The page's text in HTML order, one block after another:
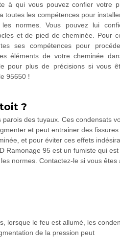
à qui vous pouvez confier votre
toutes les compétences pour
les normes. Vous pouvez lui
et de pied de cheminée. Pour
ses compétences pour
éléments de votre cheminée
pour plus de précisions si vous
95650 !
?
des tuyaux. Ces condensats
et peut entrainer des fissures
et pour éviter ces effets
Ramonage 95 est un fumiste qui est
normes. Contactez-le si vous êtes
lorsque le feu est allumé, les
de la pression peut